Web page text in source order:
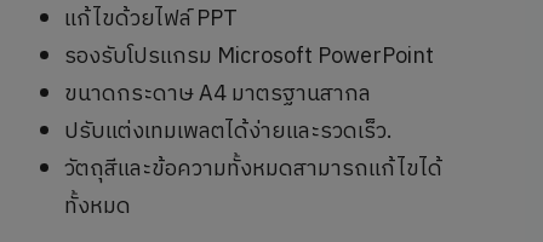
แก้ไขด้วยไฟล์ PPT
รองรับโปรแกรม Microsoft PowerPoint
ขนาดกระดาษ A4 มาตรฐานสากล
ปรับแต่งเทมเพลตได้ง่ายและรวดเร็ว.
วัตถุสีและข้อความทั้งหมดสามารถแก้ไขได้
ทั้งหมด